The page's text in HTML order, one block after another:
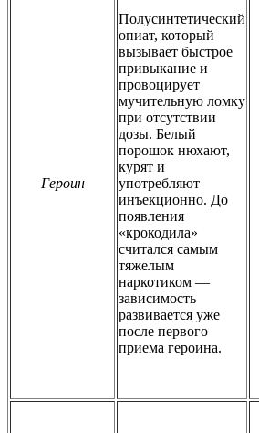
Героин
Полусинтетический
опиат, который
вызывает быстрое
привыкание и
провоцирует
мучительную ломку
при отсутствии
дозы. Белый
порошок нюхают,
курят и
употребляют
инъекционно. До
появления
«крокодила»
считался самым
тяжелым
наркотиком —
зависимость
развивается уже
после первого
приема героина.